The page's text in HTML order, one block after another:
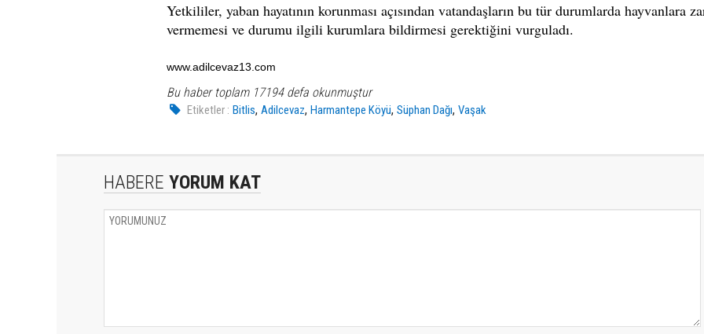
Yetkililer, yaban hayatının korunması açısından vatandaşların bu tür durumlarda hayvanlara
vermemesi ve durumu ilgili kurumlara bildirmesi gerektiğini vurguladı.
www.adilcevaz13.com
Bu haber toplam 17194 defa okunmuştur
Etiketler : Bitlis,Adilcevaz,Harmantepe Köyü,Süphan Dağı,Vaşak
HABERE YORUM KAT